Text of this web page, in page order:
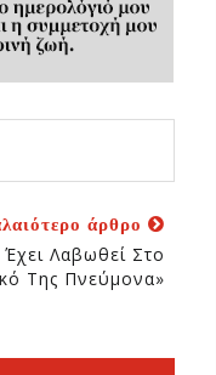
άρθρο
Λαβωθεί Στο
Της Πνεύμονα»